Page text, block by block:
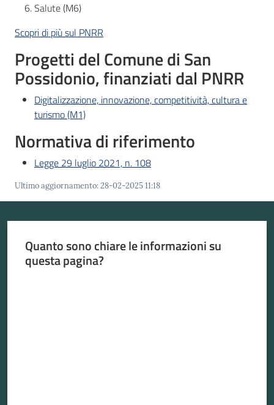
argomenti...
Seguici
su
Salute (M6)
Scopri di più sul PNRR
Progetti del Comune di San
Possidonio, finanziati dal PNRR
Digitalizzazione, innovazione, competitività, cultura e
turismo (M1)
Normativa di riferimento
Legge 29 luglio 2021, n. 108
Ultimo aggiornamento:28-02-2025 11:18
Quanto sono chiare le informazioni su
questa pagina?